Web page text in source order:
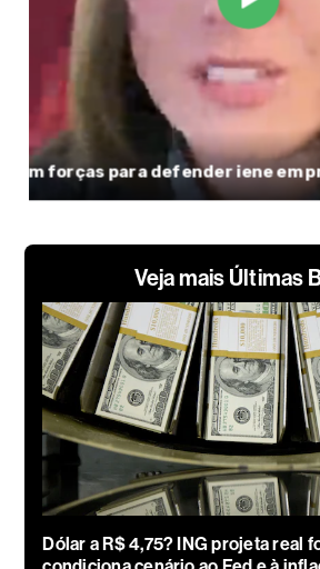
Veja mais Últimas
Dólar a R$ 4,75? ING projeta real